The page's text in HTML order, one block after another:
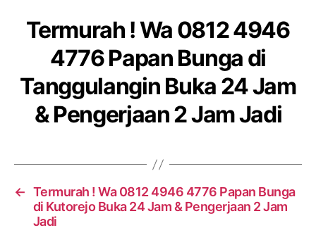
Termurah ! Wa 0812 4946
4776 Papan Bunga di
Tanggulangin Buka 24 Jam
& Pengerjaan 2 Jam Jadi
← Termurah ! Wa 0812 4946 4776 Papan Bunga
di Kutorejo Buka 24 Jam & Pengerjaan 2 Jam
Jadi